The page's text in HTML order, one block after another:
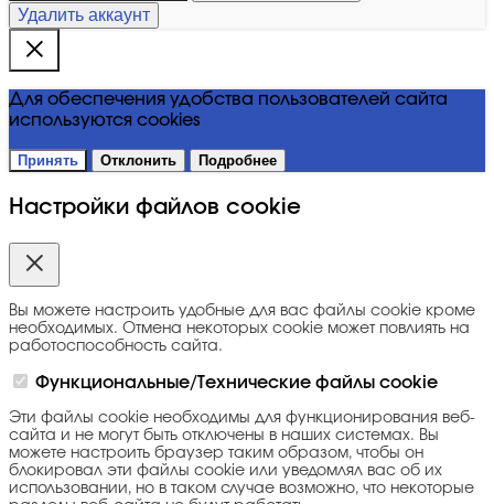
Удалить аккаунт
Для обеспечения удобства пользователей сайта
используются cookies
Принять Отклонить Подробнее
Настройки файлов cookie
Вы можете настроить удобные для вас файлы cookie кроме
необходимых. Отмена некоторых cookie может повлиять на
работоспособность сайта.
Функциональные/Технические файлы cookie
Эти файлы cookie необходимы для функционирования веб-
сайта и не могут быть отключены в наших системах. Вы
можете настроить браузер таким образом, чтобы он
блокировал эти файлы cookie или уведомлял вас об их
использовании, но в таком случае возможно, что некоторые